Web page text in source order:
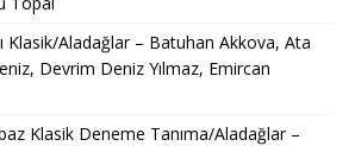
Klasik/Aladağlar – Batuhan Akkova, Ata
Devrim Deniz Yılmaz, Emircan
Klasik Deneme Tanıma/Aladağlar –